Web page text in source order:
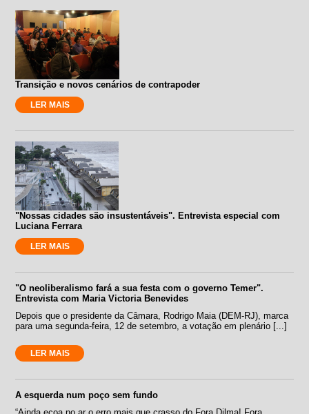
Transição e novos cenários de contrapoder
LER MAIS
"Nossas cidades são insustentáveis". Entrevista especial com
Luciana Ferrara
LER MAIS
"O neoliberalismo fará a sua festa com o governo Temer".
Entrevista com Maria Victoria Benevides
Depois que o presidente da Câmara, Rodrigo Maia (DEM-RJ), marca
para uma segunda-feira, 12 de setembro, a votação em plenário [...]
LER MAIS
A esquerda num poço sem fundo